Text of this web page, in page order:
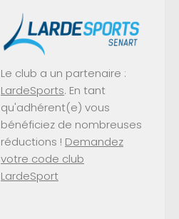
Le club a un partenaire :
LardeSports. En tant
qu'adhérent(e) vous
bénéficiez de nombreuses
réductions ! Demandez
votre code club
LardeSport